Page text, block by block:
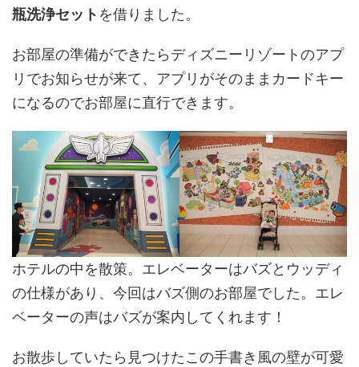
瓶洗浄セット を借りました。
お部屋の準備ができたらディズニーリゾートのアプ
リでお知らせが来て、アプリがそのままカードキー
になるのでお部屋に直行できます。
ホテルの中を散策。エレベーターはバズとウッディ
の仕様があり、今回はバズ側のお部屋でした。エレ
ベーターの声はバズが案内してくれます！
お散歩していたら見つけたこの手書き風の壁が可愛